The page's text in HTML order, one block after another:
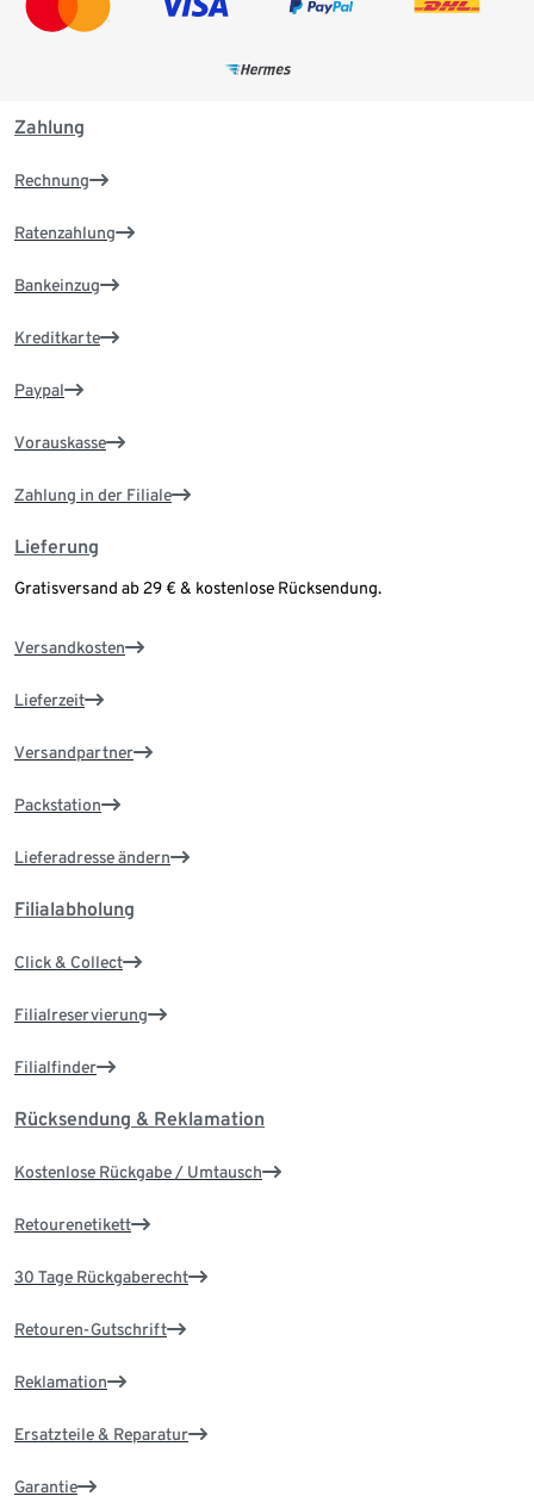
Zahlung
Rechnung
Ratenzahlung
Bankeinzug
Kreditkarte
Paypal
Vorauskasse
Zahlung in der Filiale
Lieferung
Gratisversand ab 29 € & kostenlose Rücksendung.
Versandkosten
Lieferzeit
Versandpartner
Packstation
Lieferadresse ändern
Filialabholung
Click & Collect
Filialreservierung
Filialfinder
Rücksendung & Reklamation
Kostenlose Rückgabe / Umtausch
Retourenetikett
30 Tage Rückgaberecht
Retouren-Gutschrift
Reklamation
Ersatzteile & Reparatur
Garantie